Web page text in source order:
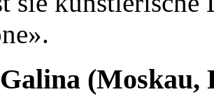
(Moskau,